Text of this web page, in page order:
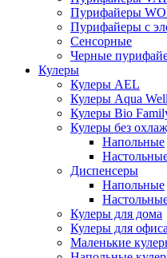
Пурифайеры
Пурифайеры с
Сенсорные
Черные
Кулеры
Кулеры AEL
Кулеры Aqua Well
Кулеры Bio
Кулеры без
Напольные
Диспенсеры
Напольные
Кулеры для дома
Кулеры для офиса
Маленькие